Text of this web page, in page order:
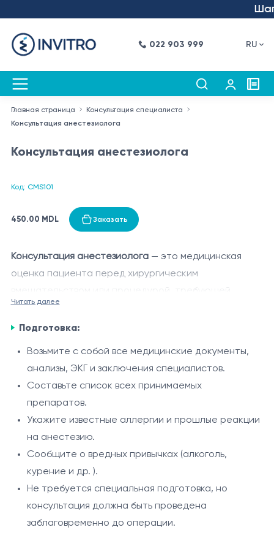
Шаг
022 903 999 RU
Главная страница
Консультация специалиста
Консультация анестезиолога
Консультация анестезиолога
Код: CMS101
450.00 MDL Заказать
Консультация анестезиолога— это медицинская
оценка пациента перед хирургическим
вмешательством или процедурой, требующей
анестезии. Врач-анестезиолог оценивает общее
состояние здоровья пациента, степень
наилучший метод анестезии.
Определить состояние организма пациента и
возможные риски.
Подобрать оптимальный метод анестезии.
Подготовить пациента к безопасному
проведению процедуры.
Роль
Консультация позволяет предупредить
анестезии и обеспечить пациенту
информированность и безопасность.
Основные задачи
Сбор анамнеза и оценка функционального
статуса.
Классификация риска по шкале ASA.
Читать далее
Подготовка:
Возьмите с собой все медицинские документы,
анализы, ЭКГ и заключения специалистов.
Составьте список всех принимаемых
препаратов.
Укажите известные аллергии и прошлые реакции
на анестезию.
Сообщите о вредных привычках (алкоголь,
курение и др. ).
Не требуется специальная подготовка, но
консультация должна быть проведена
заблаговременно до операции.